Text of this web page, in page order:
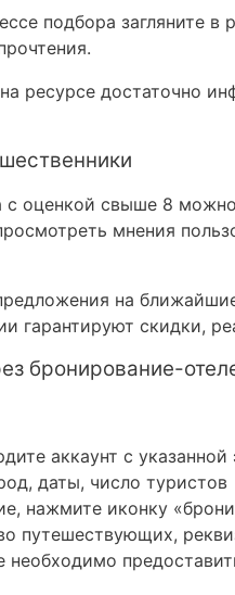
подбора загляните
ресурсе достаточно
оценкой свыше 8
мнения
на
гарантируют скидки,
бронирование-
аккаунт с
даты, число туристов
нажмите иконку
путешествующих,
необходимо